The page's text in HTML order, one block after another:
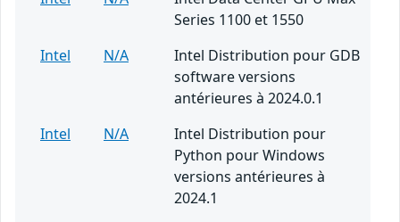
Series 1100 et 1550
Intel
N/A
Intel Distribution pour GDB
software versions
antérieures à 2024.0.1
Intel
N/A
Intel Distribution pour
Python pour Windows
versions antérieures à
2024.1